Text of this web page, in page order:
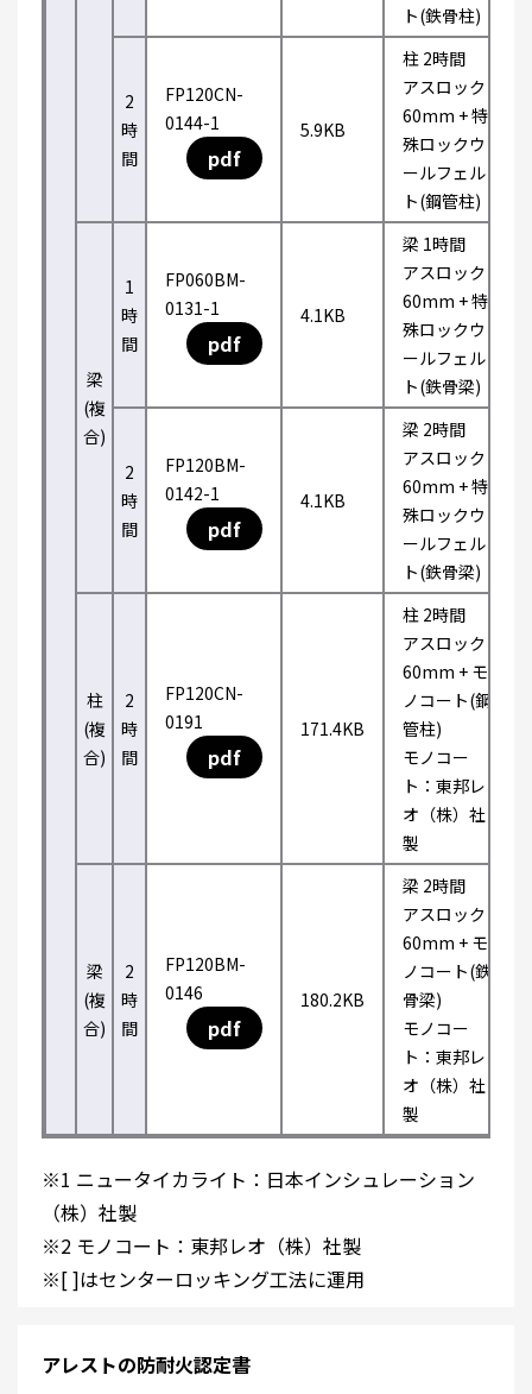
ト(鉄骨柱)
2
時
間
FP120CN-
0144-1
pdf
5.9KB
柱 2時間
アスロック
60mm + 特
殊ロックウ
ールフェル
ト(鋼管柱)
梁
(複
合)
1
時
間
FP060BM-
0131-1
pdf
4.1KB
梁 1時間
アスロック
60mm + 特
殊ロックウ
ールフェル
ト(鉄骨梁)
2
時
間
FP120BM-
0142-1
pdf
4.1KB
梁 2時間
アスロック
60mm + 特
殊ロックウ
ールフェル
ト(鉄骨梁)
柱
(複
合)
2
時
間
FP120CN-
0191
pdf
171.4KB
柱 2時間
アスロック
60mm + モ
ノコート(鋼
管柱)
モノコー
ト：東邦レ
オ（株）社
製
梁
(複
合)
2
時
間
FP120BM-
0146
pdf
180.2KB
梁 2時間
アスロック
60mm + モ
ノコート(鉄
骨梁)
モノコー
ト：東邦レ
オ（株）社
製
※1 ニュータイカライト：日本インシュレーション
（株）社製
※2 モノコート：東邦レオ（株）社製
※[ ]はセンターロッキング工法に運用
アレストの防耐火認定書